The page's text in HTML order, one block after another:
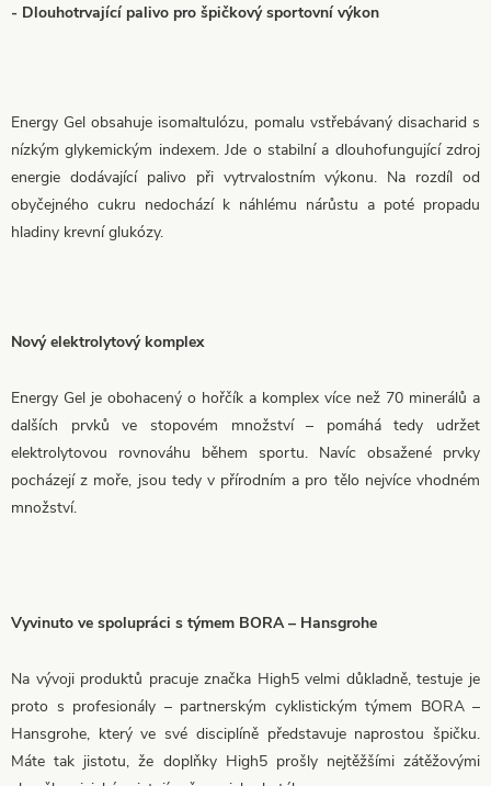
- Dlouhotrvající palivo pro špičkový sportovní výkon
Energy Gel obsahuje isomaltulózu, pomalu vstřebávaný disacharid s
nízkým glykemickým indexem. Jde o stabilní a dlouhofungující zdroj
energie dodávající palivo při vytrvalostním výkonu. Na rozdíl od
obyčejného cukru nedochází k náhlému nárůstu a poté propadu
hladiny krevní glukózy.
Nový elektrolytový komplex
Energy Gel je obohacený o hořčík a komplex více než 70 minerálů a
dalších prvků ve stopovém množství – pomáhá tedy udržet
elektrolytovou rovnováhu během sportu. Navíc obsažené prvky
pocházejí z moře, jsou tedy v přírodním a pro tělo nejvíce vhodném
množství.
Vyvinuto ve spolupráci s týmem BORA – Hansgrohe
Na vývoji produktů pracuje značka High5 velmi důkladně, testuje je
proto s profesionály – partnerským cyklistickým týmem BORA –
Hansgrohe, který ve své disciplíně představuje naprostou špičku.
Máte tak jistotu, že doplňky High5 prošly nejtěžšími zátěžovými